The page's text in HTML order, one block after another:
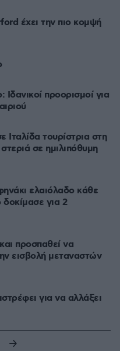
έχει την πιο κομψή
προορισμοί για
τουρίστρια στη
σε ημιλιπόθυμη
ελαιόλαδο κάθε
για 2
προσπαθεί να
εισβολή μεταναστών
για να αλλάξει